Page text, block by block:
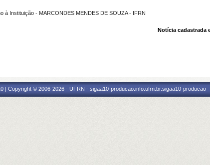
à Instituição - MARCONDES MENDES DE SOUZA - IFRN
Notícia cadastrada
| Copyright © 2006-2026 - UFRN - sigaa10-producao.info.ufrn.br.sigaa10-producao